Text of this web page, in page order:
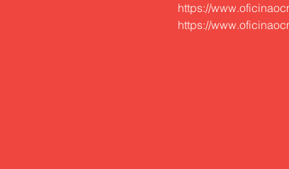
https://
https://